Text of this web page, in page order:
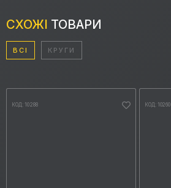
СХОЖІ ТОВАРИ
ВСІ КРУГИ
КОД: 10288 КОД: 10260